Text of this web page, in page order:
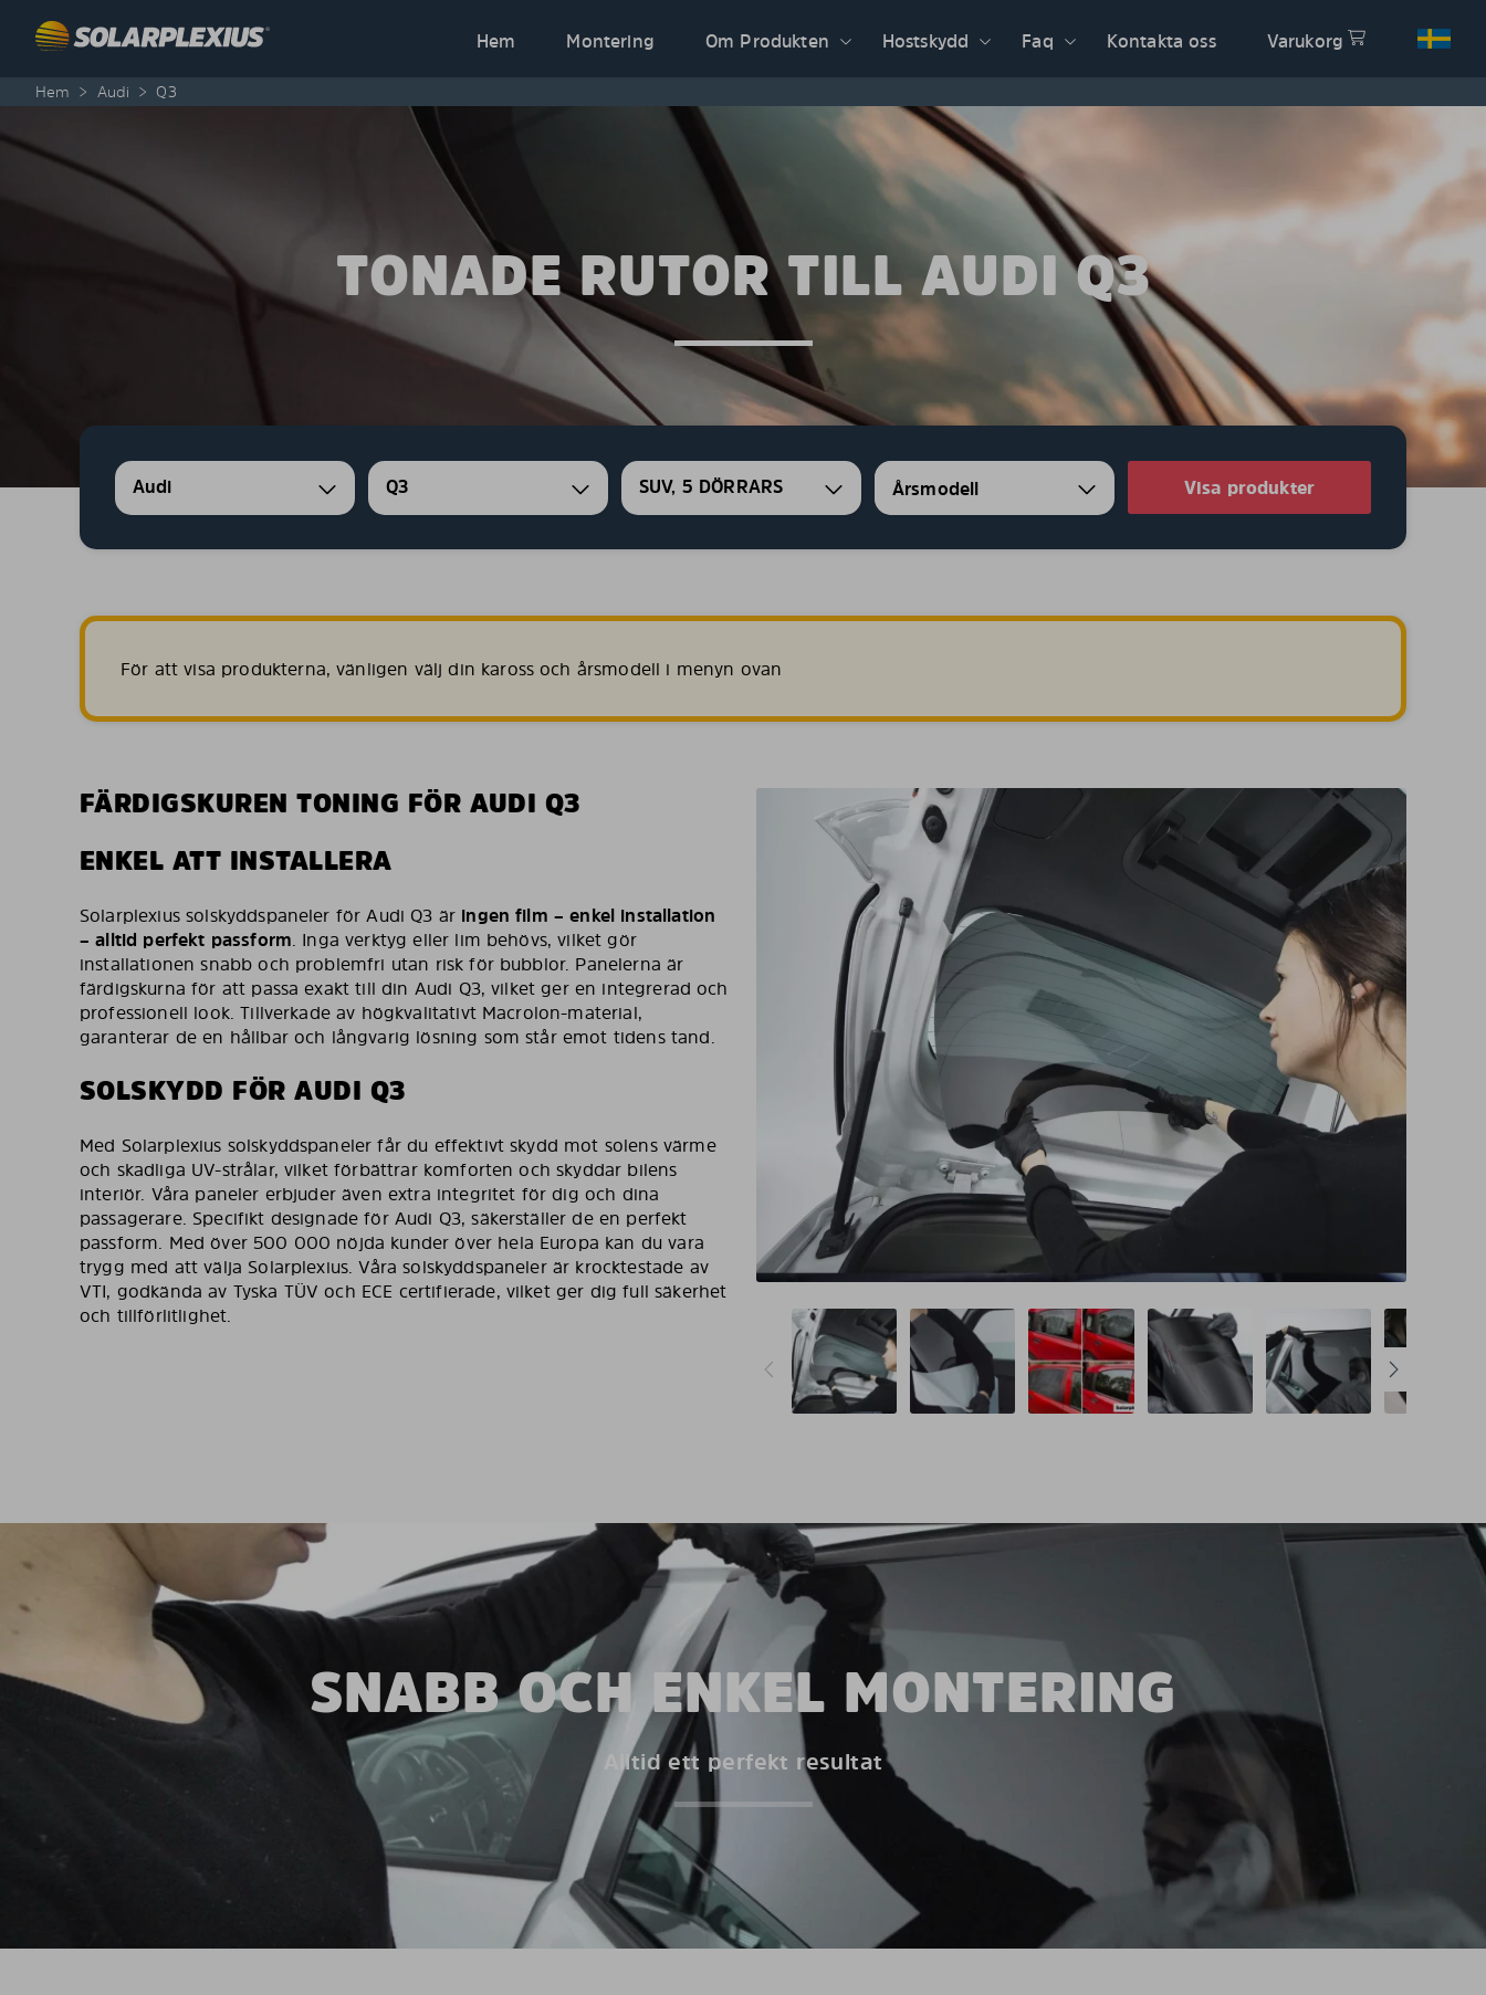
Hem
Montering Om Produkten Hostskydd Faq Kontakta oss Varukorg
Hem > Audi > Q3
TONADE RUTOR TILL AUDI Q3
Audi Q3 SUV, 5 DÖRRARS Visa produkter
För att visa produkterna, vänligen välj din kaross och årsmodell i menyn ovan
FÄRDIGSKUREN TONING FÖR AUDI Q3
ENKEL ATT INSTALLERA
Solarplexius solskyddspaneler för Audi Q3 är ingen film – enkel installation
– alltid perfekt passform. Inga verktyg eller lim behövs, vilket gör
installationen snabb och problemfri utan risk för bubblor. Panelerna är
färdigskurna för att passa exakt till din Audi Q3, vilket ger en integrerad och
professionell look. Tillverkade av högkvalitativt Macrolon-material,
garanterar de en hållbar och långvarig lösning som står emot tidens tand.
SOLSKYDD FÖR AUDI Q3
Med Solarplexius solskyddspaneler får du effektivt skydd mot solens värme
och skadliga UV-strålar, vilket förbättrar komforten och skyddar bilens
interiör. Våra paneler erbjuder även extra integritet för dig och dina
passagerare. Specifikt designade för Audi Q3, säkerställer de en perfekt
passform. Med över 500 000 nöjda kunder över hela Europa kan du vara
trygg med att välja Solarplexius. Våra solskyddspaneler är krocktestade av
VTI, godkända av Tyska TÜV och ECE certifierade, vilket ger dig full säkerhet
och tillförlitlighet.
SNABB OCH ENKEL MONTERING
Alltid ett perfekt resultat